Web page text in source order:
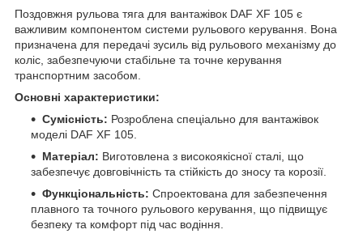
Поздовжня рульова тяга для вантажівок DAF XF 105 є
важливим компонентом системи рульового керування. Вона
призначена для передачі зусиль від рульового механізму до
коліс, забезпечуючи стабільне та точне керування
транспортним засобом.
Основні характеристики:
Сумісність: Розроблена спеціально для вантажівок
моделі DAF XF 105.
Матеріал: Виготовлена з високоякісної сталі, що
забезпечує довговічність та стійкість до зносу та корозії.
Функціональність: Спроектована для забезпечення
плавного та точного рульового керування, що підвищує
безпеку та комфорт під час водіння.